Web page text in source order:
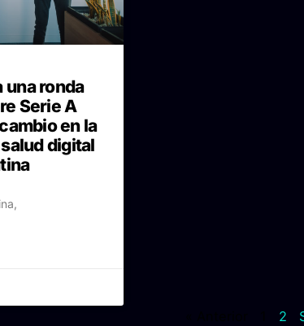
ronda
Serie A
en la
digital
2